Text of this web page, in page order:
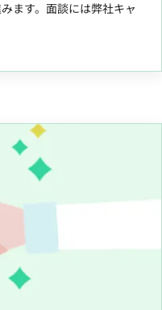
ます。面談には弊社キャ